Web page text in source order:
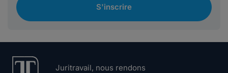
S'inscrire
Juritravail, nous rendons